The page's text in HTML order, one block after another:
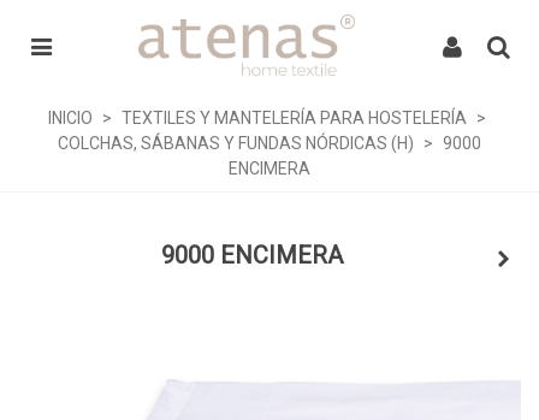
INICIO > TEXTILES Y MANTELERÍA PARA HOSTELERÍA
>
COLCHAS, SÁBANAS Y FUNDAS NÓRDICAS (H)
> 9000
ENCIMERA
9000 ENCIMERA